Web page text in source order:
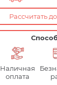
Рассчитать
Наличная
оплата